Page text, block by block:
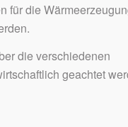
für die
die verschiedenen
geachtet